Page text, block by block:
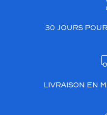
30 JOURS
LIVRAISON EN